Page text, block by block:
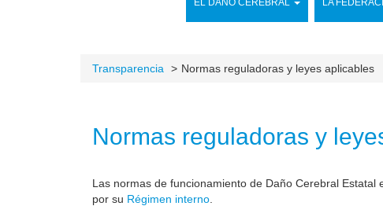
EL DAÑO CEREBRAL LA
Transparencia Normas reguladoras y leyes aplicables
Normas reguladoras y
Las normas de funcionamiento de Daño Cerebral Estatal
por su Régimen interno